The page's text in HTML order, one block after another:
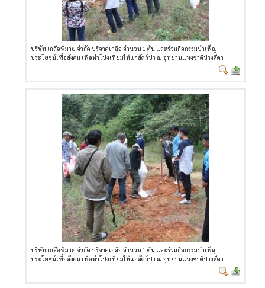
บริษัท เกลือพิมาย จำกัด บริจาคเกลือ จำนวน 1 ตัน และร่วมกิจกรรมบำเพ็ญ
ประโยชน์เพื่อสังคม เพื่อทำโป่งเทียมให้แก่สัตว์ป่า ณ อุทยานแห่งชาติปางสีดา
บริษัท เกลือพิมาย จำกัด บริจาคเกลือ จำนวน 1 ตัน และร่วมกิจกรรมบำเพ็ญ
ประโยชน์เพื่อสังคม เพื่อทำโป่งเทียมให้แก่สัตว์ป่า ณ อุทยานแห่งชาติปางสีดา